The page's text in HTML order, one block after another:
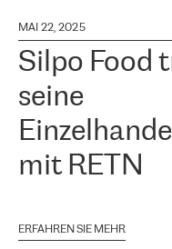
MAI 22, 2025
Silpo Food
seine
mit RETN
ERFAHREN SIE MEHR